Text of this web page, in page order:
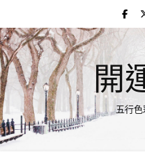
開
五行色